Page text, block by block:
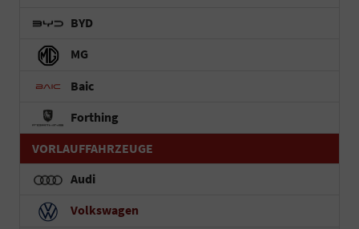
BYD
MG
Baic
Forthing
VORLAUFFAHRZEUGE
Audi
Volkswagen